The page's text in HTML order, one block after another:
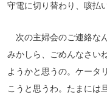
守電に切り替わり、咳払
次の主婦会のご連絡な
みかしら、ごめんなさい
ようかと思うの。ケータ
こうと思うわ。たまには